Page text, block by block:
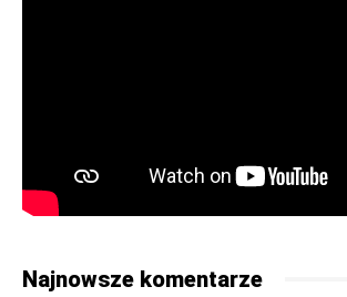
Najnowsze komentarze